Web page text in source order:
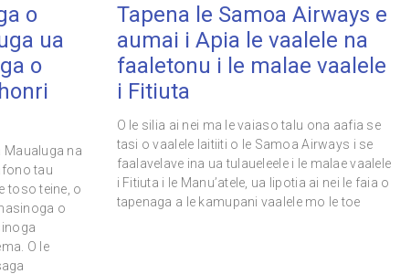
o
ua
o
Maualuga na
tau
toso teine, o
o
O le
Tapena le Samoa Airways e
aumai i Apia le vaalele na
faaletonu i le malae vaalele
i Fitiuta
O le silia ai nei ma le vaiaso talu ona aafia se
tasi o vaalele laitiiti o le Samoa Airways i se
faalavelave ina ua tulaueleele i le malae vaalele
i Fitiuta i le Manu’atele, ua lipotia ai nei le faia o
tapenaga a le kamupani vaalele mo le toe